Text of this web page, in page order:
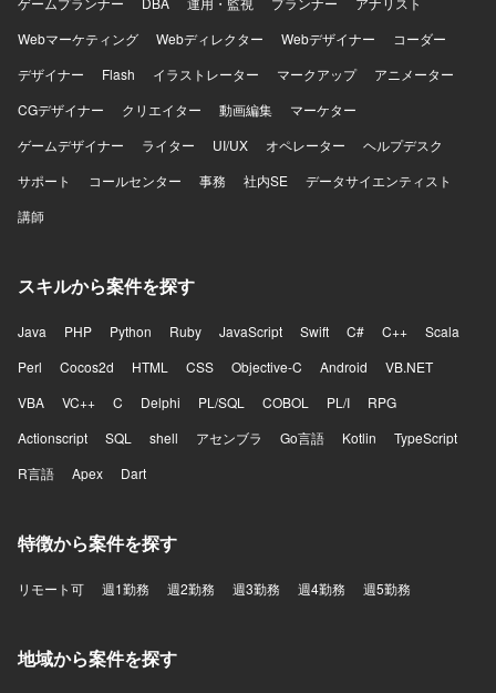
Webマーケティング
Webディレクター Webデザイナー
コーダー
デザイナー
Flash イラストレーター マークアップ
アニメーター
CGデザイナー
クリエイター 動画編集
マーケター
ゲームデザイナー
ライター UI/UX オペレーター
ヘルプデスク
サポート
コールセンター 事務 社内SE
データサイエンティスト
講師
スキルから案件を探す
Java PHP Python Ruby JavaScript Swift C# C++
Scala
Perl
Cocos2d HTML CSS Objective-C Android
VB.NET
VBA
VC++ C Delphi PL/SQL COBOL PL/I
RPG
Actionscript
SQL shell アセンブラ Go言語 Kotlin
TypeScript
R言語
Apex Dart
特徴から案件を探す
リモート可 週1勤務 週2勤務 週3勤務 週4勤務 週5勤務
地域から案件を探す